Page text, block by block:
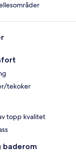
tekoker
topp kvalitet
baderom